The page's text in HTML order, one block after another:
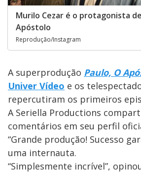
Murilo Cezar é o protagonista
Apóstolo
Reprodução/Instagram
A superprodução Paulo, O
Univer Vídeo e os
repercutiram os primeiros
A Seriella Productions
comentários em seu perfil
“Grande produção! Sucesso
uma internauta.
“Simplesmente incrível”,